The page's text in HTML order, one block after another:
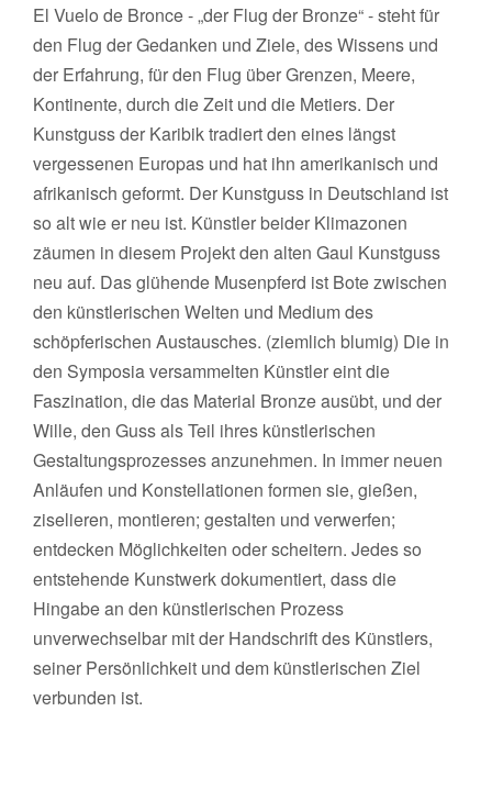
El Vuelo de Bronce - „der Flug der Bronze“ - steht für
den Flug der Gedanken und Ziele, des Wissens und
der Erfahrung, für den Flug über Grenzen, Meere,
Kontinente, durch die Zeit und die Metiers. Der
Kunstguss der Karibik tradiert den eines längst
vergessenen Europas und hat ihn amerikanisch und
afrikanisch geformt. Der Kunstguss in Deutschland ist
so alt wie er neu ist. Künstler beider Klimazonen
zäumen in diesem Projekt den alten Gaul Kunstguss
neu auf. Das glühende Musenpferd ist Bote zwischen
den künstlerischen Welten und Medium des
schöpferischen Austausches. (ziemlich blumig) Die in
den Symposia versammelten Künstler eint die
Faszination, die das Material Bronze ausübt, und der
Wille, den Guss als Teil ihres künstlerischen
Gestaltungsprozesses anzunehmen. In immer neuen
Anläufen und Konstellationen formen sie, gießen,
ziselieren, montieren; gestalten und verwerfen;
entdecken Möglichkeiten oder scheitern. Jedes so
entstehende Kunstwerk dokumentiert, dass die
Hingabe an den künstlerischen Prozess
unverwechselbar mit der Handschrift des Künstlers,
seiner Persönlichkeit und dem künstlerischen Ziel
verbunden ist.